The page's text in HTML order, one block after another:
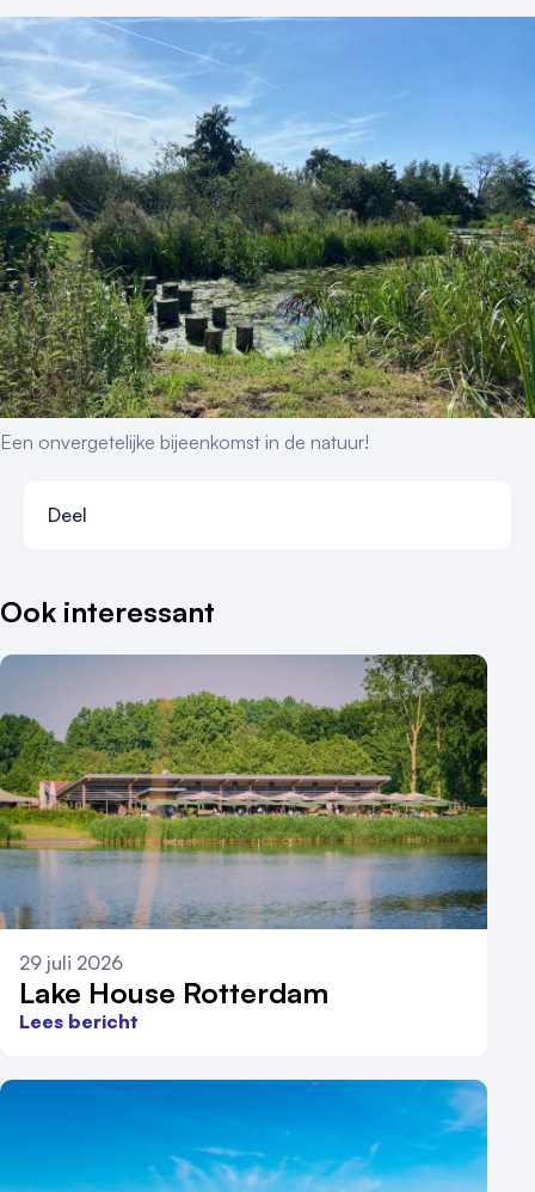
Een onvergetelijke bijeenkomst in de natuur!
Deel
Ook interessant
29 juli 2026
Lake House Rotterdam
Lees bericht